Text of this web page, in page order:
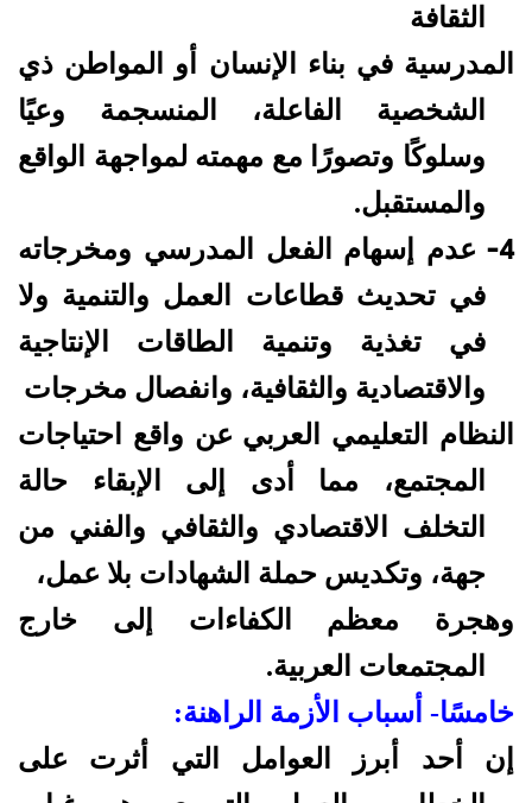
الثقافة
المدرسية في بناء الإنسان أو المواطن ذي
الشخصية الفاعلة، المنسجمة وعيًا
وسلوكًا وتصورًا مع مهمته لمواجهة الواقع
والمستقبل.
-4 عدم إسهام الفعل المدرسي ومخرجاته
في تحديث قطاعات العمل والتنمية ولا
في تغذية وتنمية الطاقات الإنتاجية
والاقتصادية والثقافية، وانفصال مخرجات
النظام التعليمي العربي عن واقع احتياجات
المجتمع، مما أدى إلى الإبقاء حالة
التخلف الاقتصادي والثقافي والفني من
جهة، وتكديس حملة الشهادات بلا عمل،
وهجرة معظم الكفاءات إلى خارج
المجتمعات العربية.
خامسًا- أسباب الأزمة الراهنة:
إن أحد أبرز العوامل التي أثرت على